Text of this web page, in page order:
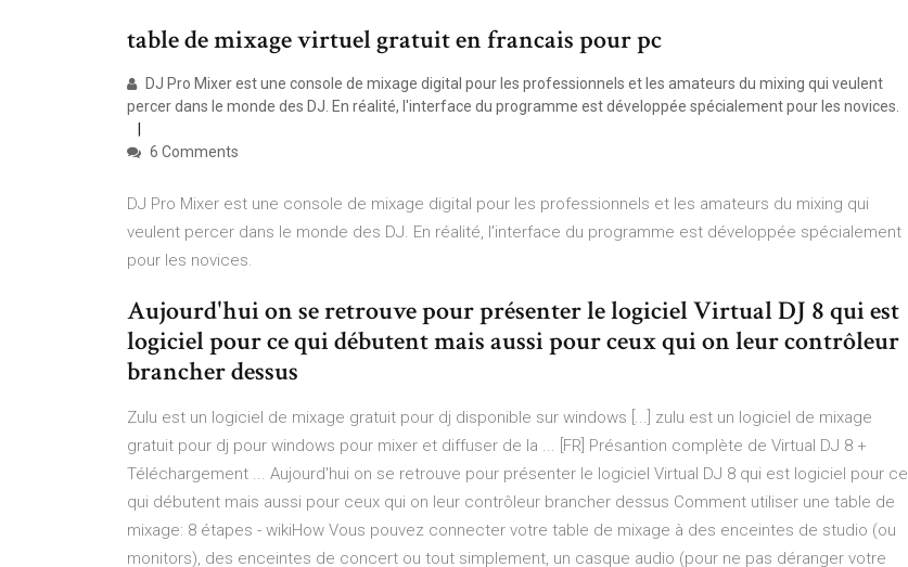
table de mixage virtuel gratuit en francais pour pc
DJ Pro Mixer est une console de mixage digital pour les professionnels et les amateurs du mixing qui veulent
percer dans le monde des DJ. En réalité, l'interface du programme est développée spécialement pour les novices.
6 Comments
DJ Pro Mixer est une console de mixage digital pour les professionnels et les amateurs du mixing qui
veulent percer dans le monde des DJ. En réalité, l'interface du programme est développée spécialement
pour les novices.
Aujourd'hui on se retrouve pour présenter le logiciel Virtual DJ 8 qui est
logiciel pour ce qui débutent mais aussi pour ceux qui on leur contrôleur
brancher dessus
Zulu est un logiciel de mixage gratuit pour dj disponible sur windows [...] zulu est un logiciel de mixage
gratuit pour dj pour windows pour mixer et diffuser de la ... [FR] Présantion complète de Virtual DJ 8 +
Téléchargement ... Aujourd'hui on se retrouve pour présenter le logiciel Virtual DJ 8 qui est logiciel pour ce
qui débutent mais aussi pour ceux qui on leur contrôleur brancher dessus Comment utiliser une table de
mixage: 8 étapes - wikiHow Vous pouvez connecter votre table de mixage à des enceintes de studio (ou
monitors), des enceintes de concert ou tout simplement, un casque audio (pour ne pas déranger votre